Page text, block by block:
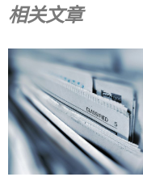
相关文章